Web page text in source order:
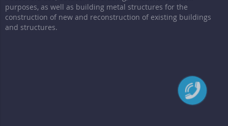
purposes, as well as building metal structures for the
construction of new and reconstruction of existing buildings
and structures.